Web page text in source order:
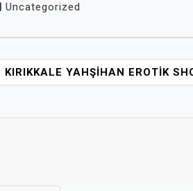
Uncategorized
YAZI
GEZINMESI
KIRIKKALE YAHŞIHAN EROTIK